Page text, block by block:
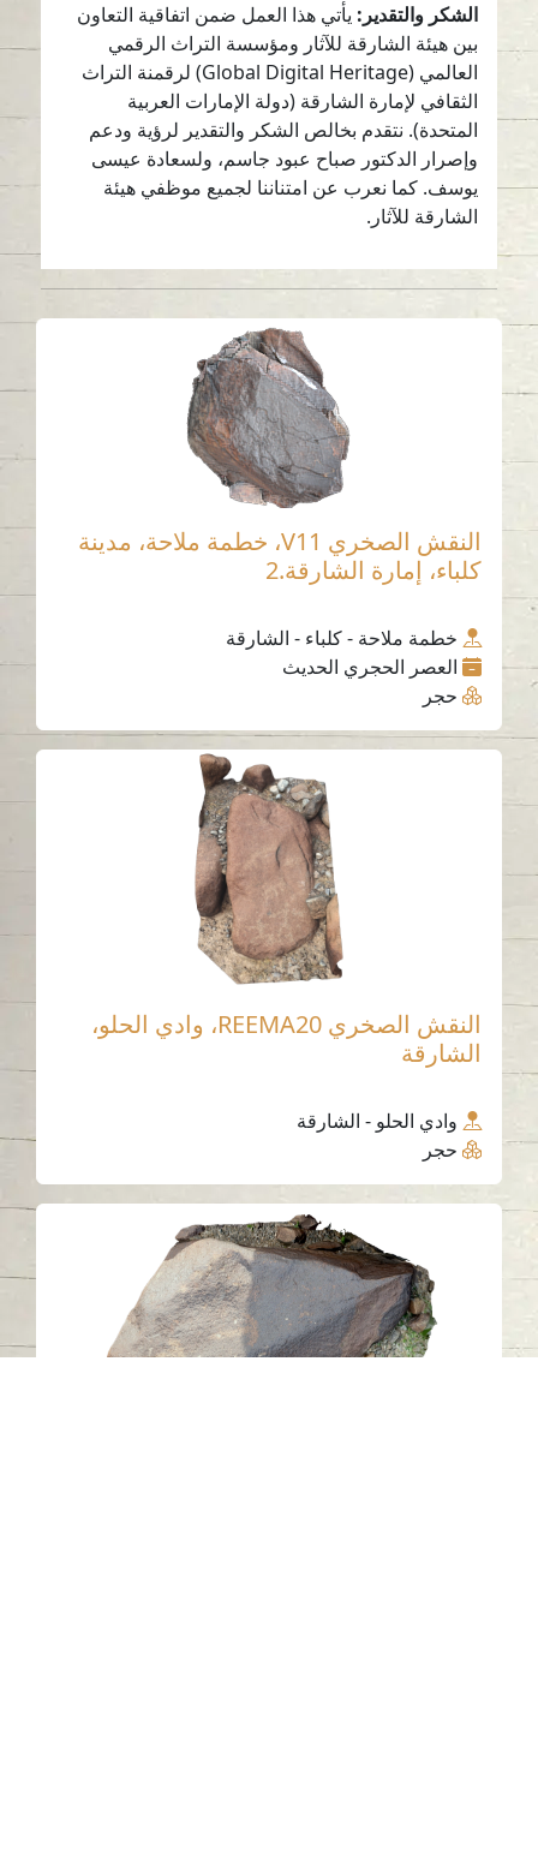
الشكر والتقدير:يأتي هذا العمل ضمن اتفاقية التعاون
بين هيئة الشارقة للآثار ومؤسسة التراث الرقمي
العالمي (Global Digital Heritage) لرقمنة التراث
الثقافي لإمارة الشارقة (دولة الإمارات العربية
المتحدة). نتقدم بخالص الشكر والتقدير لرؤية ودعم
وإصرار الدكتور صباح عبود جاسم، ولسعادة عيسى
يوسف. كما نعرب عن امتناننا لجميع موظفي هيئة
الشارقة للآثار.
النقش الصخري V11، خطمة ملاحة، مدينة
كلباء، إمارة الشارقة.2
خطمة ملاحة - كلباء - الشارقة
العصر الحجري الحديث
حجر
النقش الصخري REEMA20، وادي الحلو،
الشارقة
وادي الحلو - الشارقة
حجر